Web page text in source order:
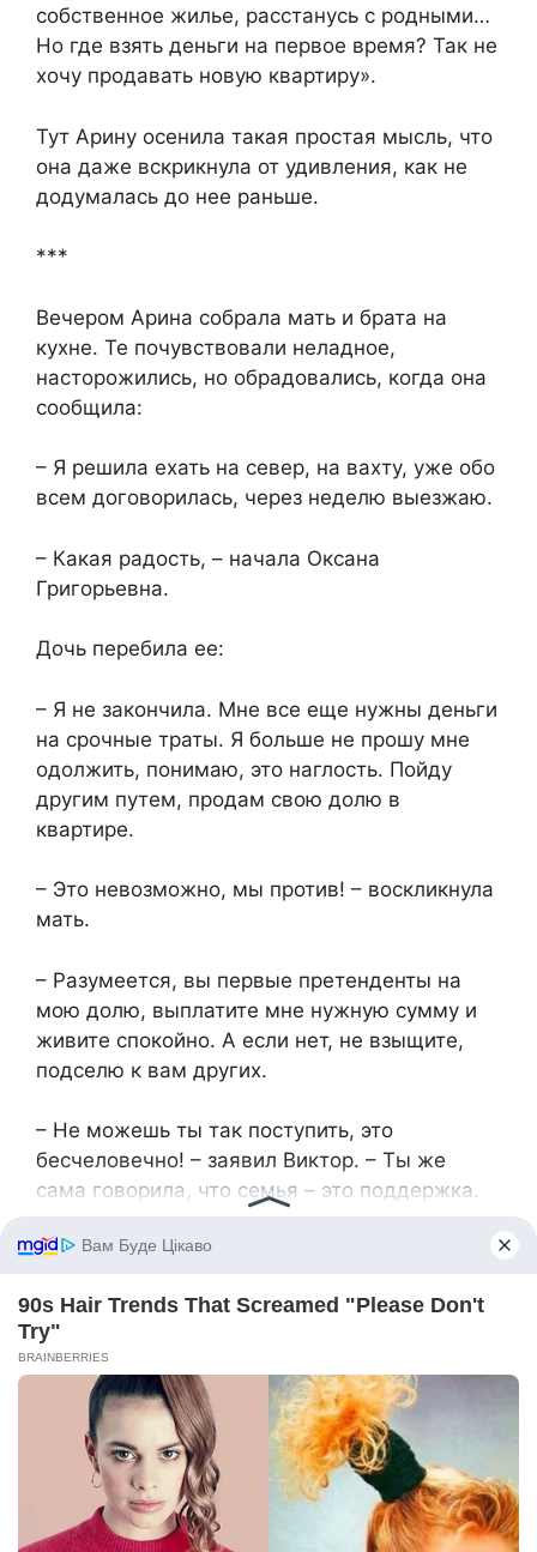
собственное жилье, расстанусь с родными…
Но где взять деньги на первое время? Так не
хочу продавать новую квартиру».
Тут Арину осенила такая простая мысль, что
она даже вскрикнула от удивления, как не
додумалась до нее раньше.
***
Вечером Арина собрала мать и брата на
кухне. Те почувствовали неладное,
насторожились, но обрадовались, когда она
сообщила:
– Я решила ехать на север, на вахту, уже обо
всем договорилась, через неделю выезжаю.
– Какая радость, – начала Оксана
Григорьевна.
Дочь перебила ее:
– Я не закончила. Мне все еще нужны деньги
на срочные траты. Я больше не прошу мне
одолжить, понимаю, это наглость. Пойду
другим путем, продам свою долю в
квартире.
– Это невозможно, мы против! – воскликнула
мать.
– Разумеется, вы первые претенденты на
мою долю, выплатите мне нужную сумму и
живите спокойно. А если нет, не взыщите,
подселю к вам других.
– Не можешь ты так поступить, это
бесчеловечно! – заявил Виктор. – Ты же
сама говорила, что семья – это поддержка.
– И эти деньги меня отлично поддержат,
брата, – ответила Арина.
***
Вскоре она уехала на север, как и
собиралась, вместе с деньгами,
вырученными за долю в квартире.
Испуганные перспективой жить с чужаком